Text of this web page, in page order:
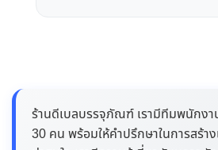
ร้านดีเบลบรรจุภัณฑ์ เรามีทีมพนักง
30 คน พร้อมให้คำปรึกษาในการสร้า